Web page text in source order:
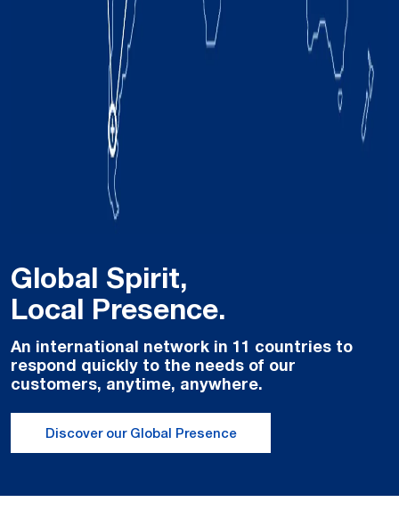
Global Spirit,
Local Presence.
An international network in 11 countries to
respond quickly to the needs of our
customers, anytime, anywhere.
Discover our Global Presence